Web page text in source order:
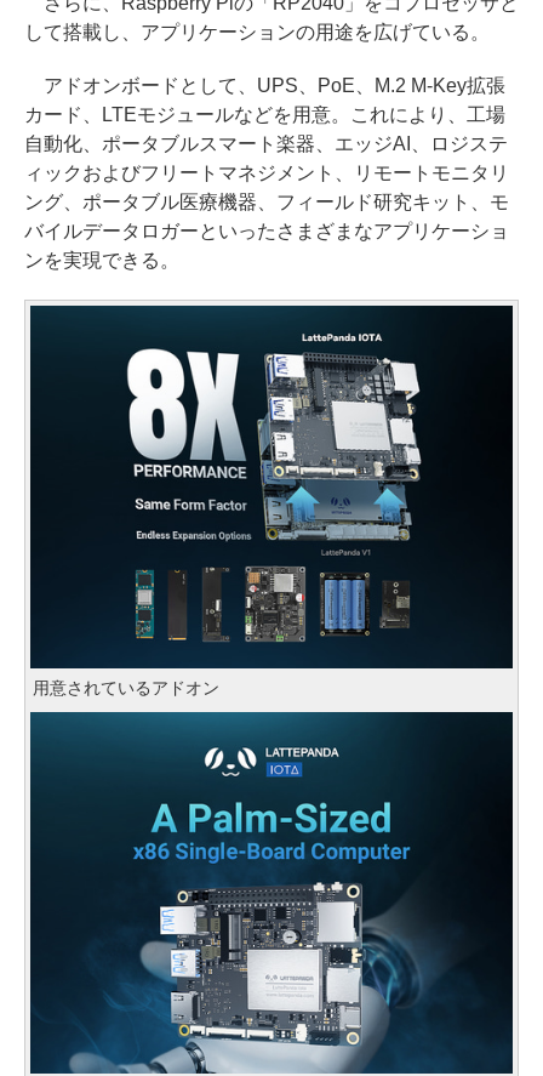
して搭載し、アプリケーションの用途を広げている。
アドオンボードとして、UPS、PoE、M.2 M-Key拡張
カード、LTEモジュールなどを用意。これにより、工場
自動化、ポータブルスマート楽器、エッジAI、ロジステ
ィックおよびフリートマネジメント、リモートモニタリ
ング、ポータブル医療機器、フィールド研究キット、モ
バイルデータロガーといったさまざまなアプリケーショ
ンを実現できる。
用意されているアドオン